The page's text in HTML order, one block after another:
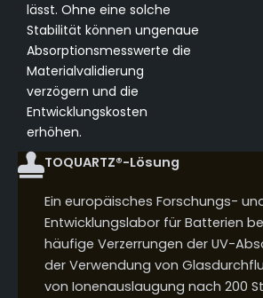
lässt. Ohne eine solche
Stabilität können ungenaue
Absorptionsmesswerte die
Materialvalidierung
verzögern und die
Entwicklungskosten
erhöhen.
TOQUARTZ®-Lösung
Ein europäisches Forschungs-
Entwicklungslabor für Batterien
häufige Verzerrungen der UV-
der Verwendung von
von Ionenauslaugung nach 200